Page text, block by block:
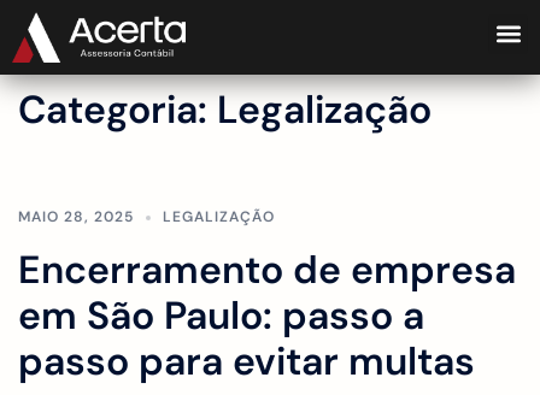
Categoria:Legalização
MAIO 28, 2025 LEGALIZAÇÃO
Encerramento de empresa
em São Paulo: passo a
passo para evitar multas